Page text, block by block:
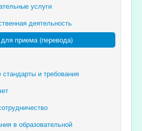
услуги
деятельность
приема (перевода)
и требования
в образовательной